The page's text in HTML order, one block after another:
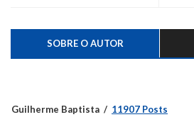
SOBRE O AUTOR
Guilherme Baptista 11907 Posts